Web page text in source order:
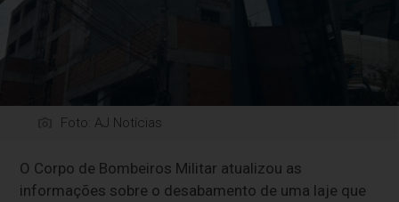
Foto: AJ Notícias
O Corpo de Bombeiros Militar atualizou as
informações sobre o desabamento de uma laje que